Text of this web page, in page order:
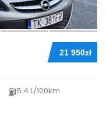
21 950zł
5.4 L/100km